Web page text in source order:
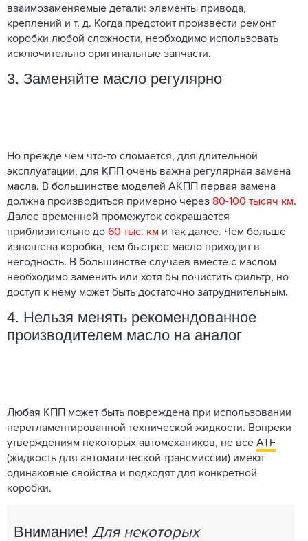
взаимозаменяемые детали: элементы привода,
креплений и т. д. Когда предстоит произвести ремонт
коробки любой сложности, необходимо использовать
исключительно оригинальные запчасти.
3. Заменяйте масло регулярно
Но прежде чем что-то сломается, для длительной
эксплуатации, для КПП очень важна регулярная замена
масла. В большинстве моделей АКПП первая замена
должна производиться примерно через 80-100 тысяч км.
Далее временной промежуток сокращается
приблизительно до 60 тыс. км и так далее. Чем больше
изношена коробка, тем быстрее масло приходит в
негодность. В большинстве случаев вместе с маслом
необходимо заменить или хотя бы почистить фильтр, но
доступ к нему может быть достаточно затруднительным.
4. Нельзя менять рекомендованное
производителем масло на аналог
Любая КПП может быть повреждена при использовании
нерегламентированной технической жидкости. Вопреки
утверждениям некоторых автомехаников, не все ATF
(жидкость для автоматической трансмиссии) имеют
одинаковые свойства и подходят для конкретной
коробки.
Внимание! Для некоторых